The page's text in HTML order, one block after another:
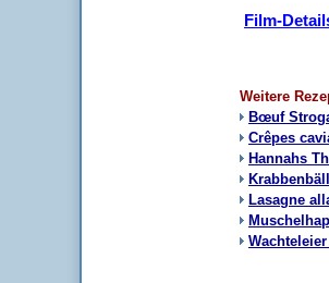
Film-
Weitere
Bœuf
Crêpes
Hannahs
Lasagne